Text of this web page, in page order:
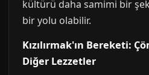
kültürü daha samimi bir
bir yolu olabilir.
Kızılırmak'ın Bereketi:
Diğer Lezzetler